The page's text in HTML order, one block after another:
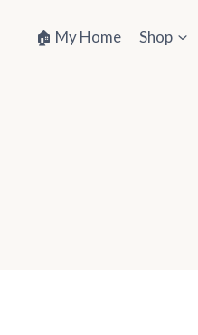
🏠 My Home Shop